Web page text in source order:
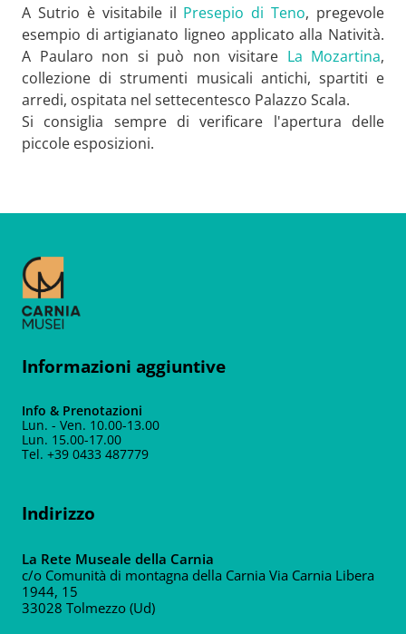
A Sutrio è visitabile il Presepio di Teno, pregevole
esempio di artigianato ligneo applicato alla Natività.
A Paularo non si può non visitare La Mozartina,
collezione di strumenti musicali antichi, spartiti e
arredi, ospitata nel settecentesco Palazzo Scala.
Si consiglia sempre di verificare l'apertura delle
piccole esposizioni.
Informazioni aggiuntive
Info & Prenotazioni
Lun. - Ven. 10.00-13.00
Lun. 15.00-17.00
Tel. +39 0433 487779
Indirizzo
La Rete Museale della Carnia
c/o Comunità di montagna della Carnia Via Carnia Libera
1944, 15
33028 Tolmezzo (Ud)